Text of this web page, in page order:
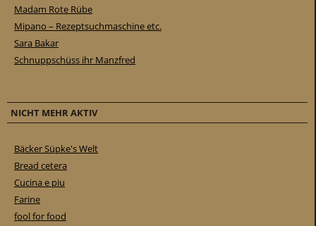
Madam Rote Rübe
Mipano – Rezeptsuchmaschine etc.
Sara Bakar
Schnuppschüss ihr Manzfred
NICHT MEHR AKTIV
Bäcker Süpke's Welt
Bread cetera
Cucina e piu
Farine
fool for food